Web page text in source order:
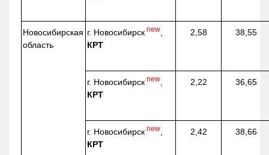
Новосибирская
область
г. Новосибирск new
КРТ
2,58 38,55
г. Новосибирск new
КРТ
2,22 36,65
г. Новосибирск new
КРТ
2,42 38,66